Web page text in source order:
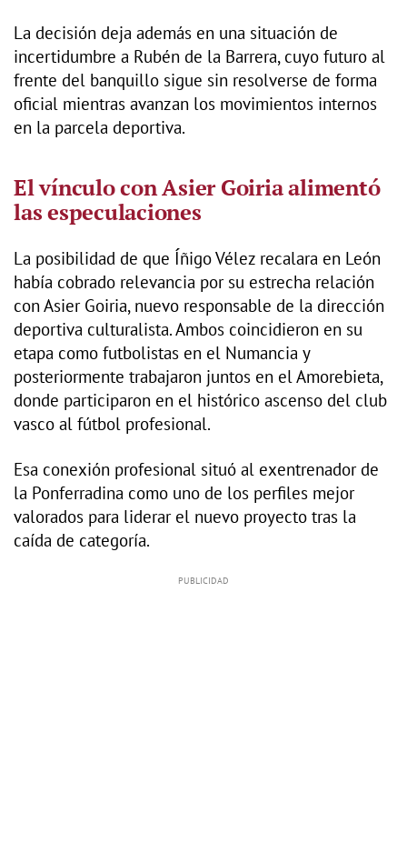
La decisión deja además en una situación de
incertidumbre a Rubén de la Barrera, cuyo futuro al
frente del banquillo sigue sin resolverse de forma
oficial mientras avanzan los movimientos internos
en la parcela deportiva.
El vínculo con Asier Goiria alimentó
las especulaciones
La posibilidad de que Íñigo Vélez recalara en León
había cobrado relevancia por su estrecha relación
con Asier Goiria, nuevo responsable de la dirección
deportiva culturalista. Ambos coincidieron en su
etapa como futbolistas en el Numancia y
posteriormente trabajaron juntos en el Amorebieta,
donde participaron en el histórico ascenso del club
vasco al fútbol profesional.
Esa conexión profesional situó al exentrenador de
la Ponferradina como uno de los perfiles mejor
valorados para liderar el nuevo proyecto tras la
caída de categoría.